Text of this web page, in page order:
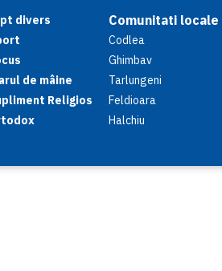
divers
de mâine
Religios
Comunitati locale
Codlea
Ghimbav
Tarlungeni
Feldioara
Halchiu